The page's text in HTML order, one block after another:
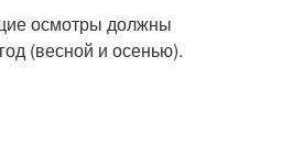
осмотры должны
(весной и осенью).